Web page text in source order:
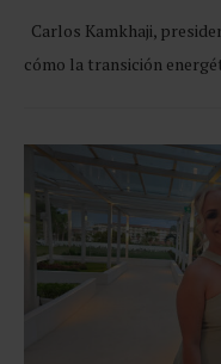
Carlos Kamkhaji,
cómo la transición